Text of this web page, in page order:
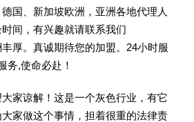
国、新加坡欧洲，亚洲各地代理人
间，有兴趣就请联系我们
厚。真诚期待您的加盟。24小时服
务,使命必赴！
家谅解！这是一个灰色行业，有它
家做这个事情，担着很重的法律责